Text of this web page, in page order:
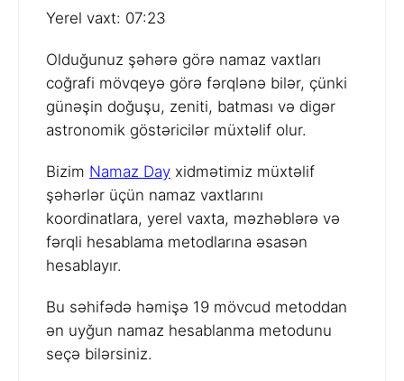
Yerel vaxt: 07:23
Olduğunuz şəhərə görə namaz vaxtları
coğrafi mövqeyə görə fərqlənə bilər, çünki
günəşin doğuşu, zeniti, batması və digər
astronomik göstəricilər müxtəlif olur.
Bizim Namaz Day xidmətimiz müxtəlif
şəhərlər üçün namaz vaxtlarını
koordinatlara, yerel vaxta, məzhəblərə və
fərqli hesablama metodlarına əsasən
hesablayır.
Bu səhifədə həmişə 19 mövcud metoddan
ən uyğun namaz hesablanma metodunu
seçə bilərsiniz.